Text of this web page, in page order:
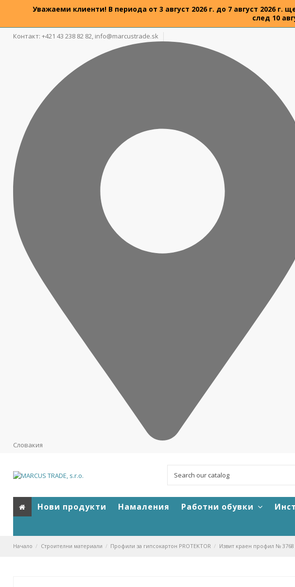
Уважаеми клиенти! В периода от 3 август 2026 г. до 7 август 2026
след 10
Контакт: +421 43 238 82 82, info@marcustrade.sk
Словакия
Нови продукти Намаления Работни обувки
Начало Строителни материали Профили за гипсокартон PROTEKTOR Извит краен профил № 3768